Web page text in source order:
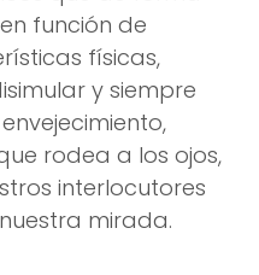
función de
físicas,
y siempre
rodea a los ojos,
interlocutores
mirada.